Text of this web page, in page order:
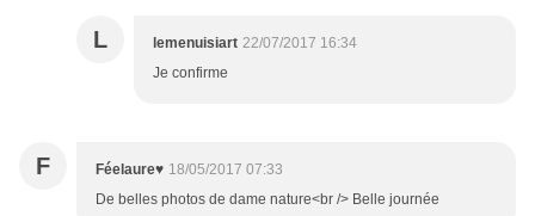
L lemenuisiart 22/07/2017 16:34
Je confirme
F Féelaure♥ 18/05/2017 07:33
De belles photos de dame nature<br /> Belle journée